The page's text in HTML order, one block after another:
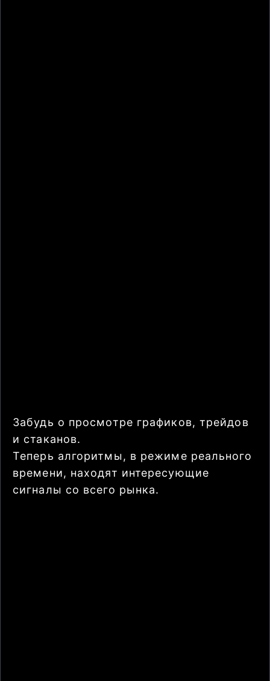
Забудь о просмотре графиков, трейдов
и стаканов.
Теперь алгоритмы, в режиме реального
времени, находят интересующие
сигналы со всего рынка.